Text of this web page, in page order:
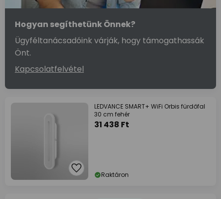
Hogyan segíthetünk Önnek?
Ügyféltanácsadóink várják, hogy támogathassák
Önt.
Kapcsolatfelvétel
LEDVANCE SMART+ WiFi Orbis fürdőfal
30 cm fehér
31 438 Ft
Raktáron